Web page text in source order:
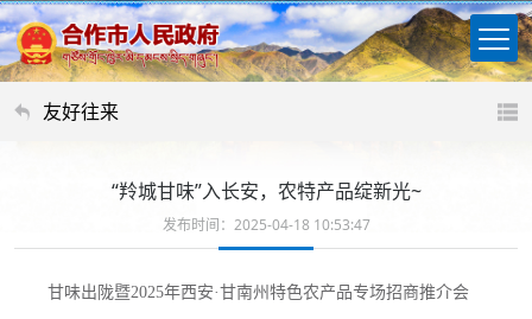
友好往来
“羚城甘味”入长安，农特产品绽新光~
发布时间：2025-04-18 10:53:47
甘味出陇暨2025年西安·甘南州特色农产品专场招商推介会